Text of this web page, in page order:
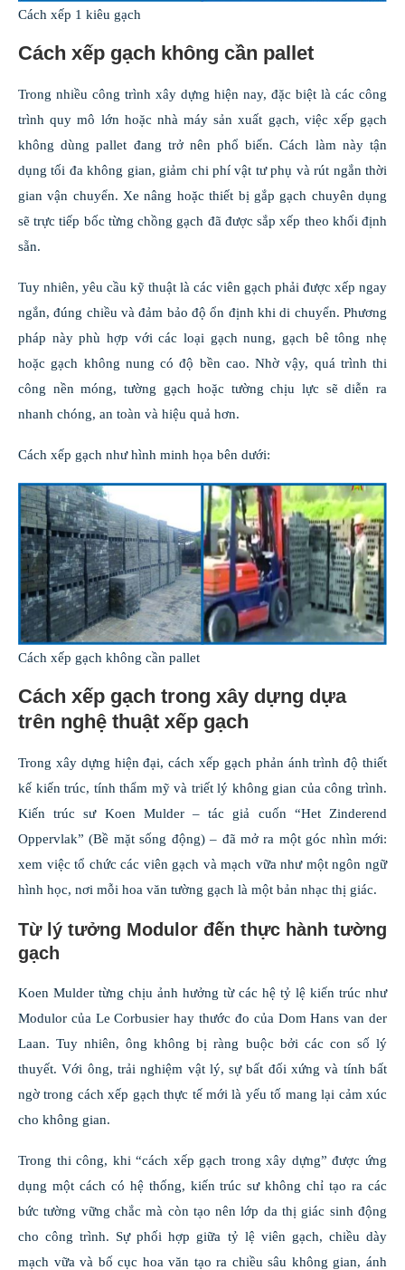
Cách xếp 1 kiêu gạch
Cách xếp gạch không cần pallet
Trong nhiều công trình xây dựng hiện nay, đặc biệt là các công
trình quy mô lớn hoặc nhà máy sản xuất gạch, việc xếp gạch
không dùng pallet đang trở nên phổ biến. Cách làm này tận
dụng tối đa không gian, giảm chi phí vật tư phụ và rút ngắn thời
gian vận chuyển. Xe nâng hoặc thiết bị gắp gạch chuyên dụng
sẽ trực tiếp bốc từng chồng gạch đã được sắp xếp theo khối định
sẵn.
Tuy nhiên, yêu cầu kỹ thuật là các viên gạch phải được xếp ngay
ngắn, đúng chiều và đảm bảo độ ổn định khi di chuyển. Phương
pháp này phù hợp với các loại gạch nung, gạch bê tông nhẹ
hoặc gạch không nung có độ bền cao. Nhờ vậy, quá trình thi
công nền móng, tường gạch hoặc tường chịu lực sẽ diễn ra
nhanh chóng, an toàn và hiệu quả hơn.
Cách xếp gạch như hình minh họa bên dưới:
Cách xếp gạch không cần pallet
Cách xếp gạch trong xây dựng dựa
trên nghệ thuật xếp gạch
Trong xây dựng hiện đại, cách xếp gạch phản ánh trình độ thiết
kế kiến trúc, tính thẩm mỹ và triết lý không gian của công trình.
Kiến trúc sư Koen Mulder – tác giả cuốn “Het Zinderend
Oppervlak” (Bề mặt sống động) – đã mở ra một góc nhìn mới:
xem việc tổ chức các viên gạch và mạch vữa như một ngôn ngữ
hình học, nơi mỗi hoa văn tường gạch là một bản nhạc thị giác.
Từ lý tưởng Modulor đến thực hành tường
gạch
Koen Mulder từng chịu ảnh hưởng từ các hệ tỷ lệ kiến trúc như
Modulor của Le Corbusier hay thước đo của Dom Hans van der
Laan. Tuy nhiên, ông không bị ràng buộc bởi các con số lý
thuyết. Với ông, trải nghiệm vật lý, sự bất đối xứng và tính bất
ngờ trong cách xếp gạch thực tế mới là yếu tố mang lại cảm xúc
cho không gian.
Trong thi công, khi “cách xếp gạch trong xây dựng” được ứng
dụng một cách có hệ thống, kiến trúc sư không chỉ tạo ra các
bức tường vững chắc mà còn tạo nên lớp da thị giác sinh động
cho công trình. Sự phối hợp giữa tỷ lệ viên gạch, chiều dày
mạch vữa và bố cục hoa văn tạo ra chiều sâu không gian, ánh